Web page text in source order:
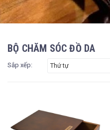
BỘ CHĂM SÓC ĐỒ DA
Sắp xếp: Thứ tự